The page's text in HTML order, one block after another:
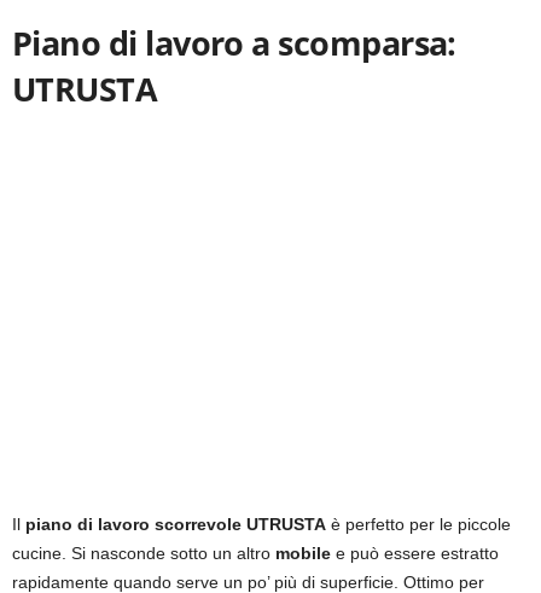
Piano di lavoro a scomparsa:
UTRUSTA
Il piano di lavoro scorrevole UTRUSTA è perfetto per le piccole
cucine. Si nasconde sotto un altro mobile e può essere estratto
rapidamente quando serve un po’ più di superficie. Ottimo per